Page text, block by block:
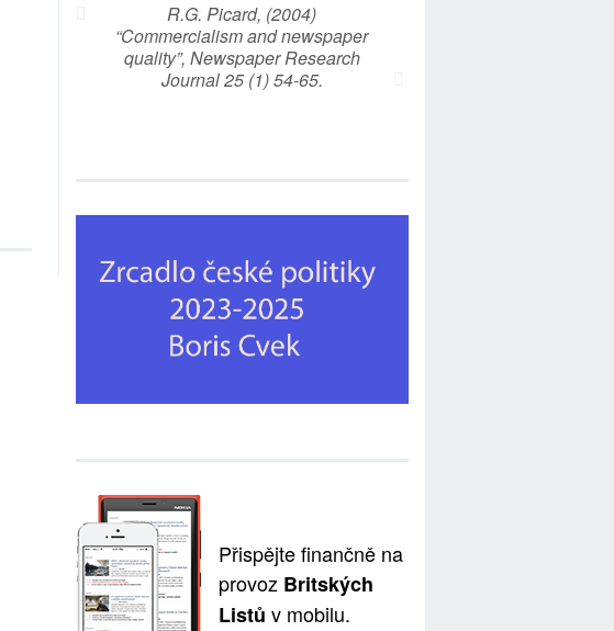
R.G. Picard, (2004)
“Commercialism and newspaper
quality”, Newspaper Research
Journal 25 (1) 54-65.
Přispějte finančně na
provoz Britských
Listů v mobilu.